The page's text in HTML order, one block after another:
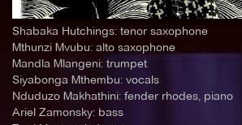
Shabaka Hutchings: tenor saxophone
Mthunzi Mvubu: alto saxophone
Mandla Mlangeni: trumpet
Siyabonga Mthembu: vocals
Nduduzo Makhathini: fender rhodes, piano
Ariel Zamonsky: bass